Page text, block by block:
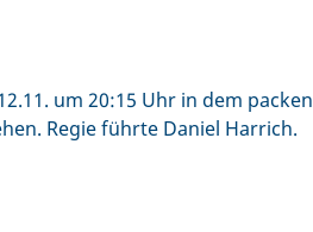
um 20:15 Uhr in dem
Regie führte Daniel Harrich.